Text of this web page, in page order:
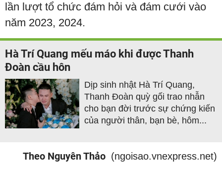
lần lượt tổ chức đám hỏi và đám cưới vào
năm 2023, 2024.
Hà Trí Quang mếu máo khi được Thanh
Đoàn cầu hôn
Dịp sinh nhật Hà Trí Quang,
Thanh Đoàn quỳ gối trao nhẫn
cho bạn đời trước sự chứng kiến
của người thân, bạn bè, hôm...
Theo Nguyên Thảo (ngoisao.vnexpress.net)